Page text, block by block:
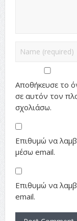
Αποθήκευσε το
σε αυτόν τον
σχολιάσω.
Επιθυμώ να
μέσω email.
Επιθυμώ να
email.